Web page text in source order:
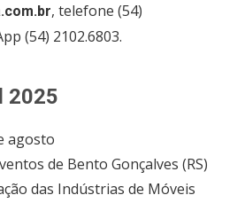
, telefone (54)
(54) 2102.6803.
2025
agosto
de Bento Gonçalves (RS)
das Indústrias de Móveis